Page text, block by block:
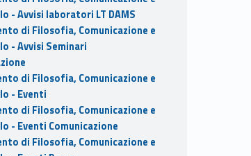
- Avvisi laboratori LT DAMS
di Filosofia, Comunicazione e
- Avvisi Seminari
di Filosofia, Comunicazione e
- Eventi
di Filosofia, Comunicazione e
- Eventi Comunicazione
di Filosofia, Comunicazione e